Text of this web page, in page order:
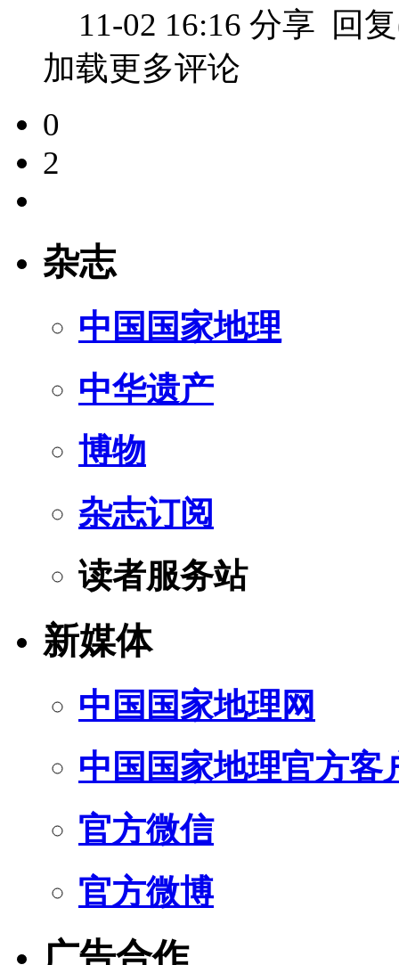
11-02 16:16 分享
回
加载更多评论
0
2
杂志
中国国家地理
中华遗产
博物
杂志订阅
读者服务站
新媒体
中国国家地理网
中国国家地理官方客
官方微信
官方微博